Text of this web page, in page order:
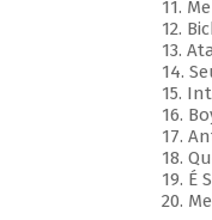
11.
12.
13.
14.
15.
16.
17.
18.
19. É
20.